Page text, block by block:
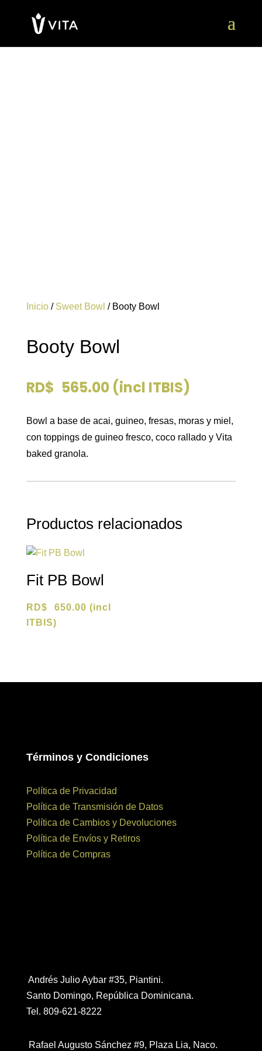
Inicio/ Sweet Bowl / Booty Bowl
Booty Bowl
RD$ 565.00 (incl ITBIS)
Bowl a base de acai, guineo, fresas, moras y miel,
con toppings de guineo fresco, coco rallado y Vita
baked granola.
Productos relacionados
Fit PB Bowl
RD$ 650.00 (incl
ITBIS)
Términos y Condiciones
Política de Privacidad
Política de Transmisión de Datos
Política de Cambios y Devoluciones
Política de Envíos y Retiros
Política de Compras
Andrés Julio Aybar #35, Piantini.
Santo Domingo, República Dominicana.
Tel. 809-621-8222
Rafael Augusto Sánchez #9, Plaza Lia, Naco.